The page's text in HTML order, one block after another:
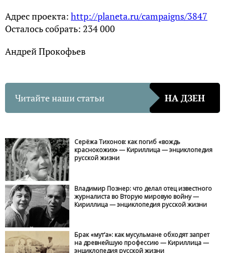
Адрес проекта: http://planeta.ru/campaigns/3847
Осталось собрать: 234 000
Андрей Прокофьев
Читайте наши статьи НА ДЗЕН
Серёжа Тихонов: как погиб «вождь
краснокожих» — Кириллица — энциклопедия
русской жизни
Владимир Познер: что делал отец известного
журналиста во Вторую мировую войну —
Кириллица — энциклопедия русской жизни
Брак «мут‘а»: как мусульмане обходят запрет
на древнейшую профессию — Кириллица —
энциклопедия русской жизни